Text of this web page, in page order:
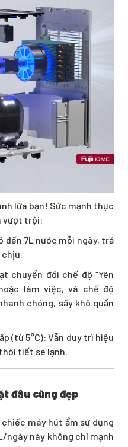
lừa bạn! Sức mạnh thực
vượt trội:
đến 7L nước mỗi ngày, trả
chịu.
chuyển đổi chế độ “Yên
làm việc, và chế độ
chóng, sấy khô quần
(từ 5°C): Vẫn duy trì hiệu
tiết se lạnh.
đâu cũng đẹp
máy hút ẩm sử dụng
ngày này không chỉ mạnh